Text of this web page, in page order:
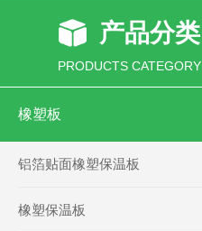
产品分类
PRODUCTS CATEGORY
橡塑板
铝箔贴面橡塑保温板
橡塑保温板